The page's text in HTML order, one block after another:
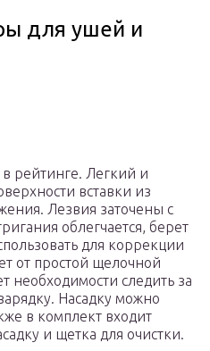
для ушей и
рейтинге. Легкий и
вставки из
Лезвия заточены с
облегчается, берет
для коррекции
от простой щелочной
необходимости следить за
Насадку можно
в комплект входит
и щетка для очистки.